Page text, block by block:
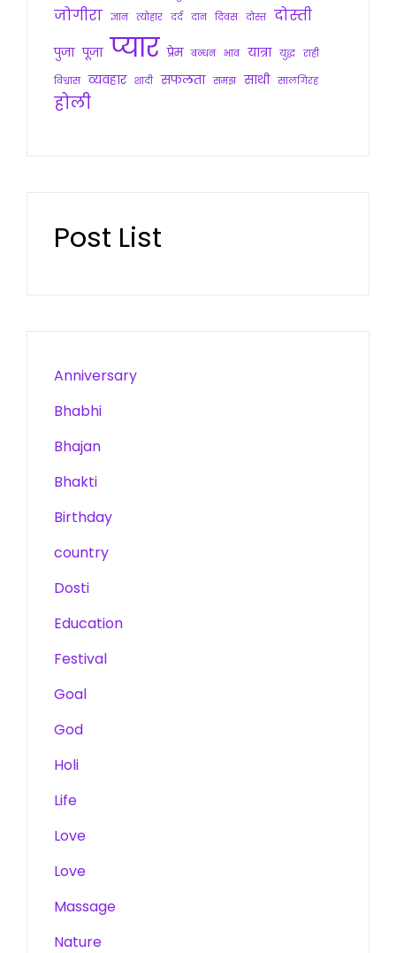
जोगीरा ज्ञान त्योहार दर्द दान दिवस दोस्त दोस्ती
पुजा पूजा प्यार प्रेम बन्धन भाव यात्रा युद्ध राही
विश्वास व्यवहार शादी सफलता समझ साथी सालगिरह
होली
Post List
Anniversary
Bhabhi
Bhajan
Bhakti
Birthday
country
Dosti
Education
Festival
Goal
God
Holi
Life
Love
Love
Massage
Nature